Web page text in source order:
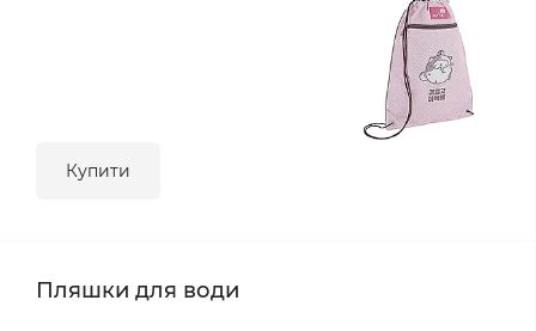
Купити
Пляшки для води